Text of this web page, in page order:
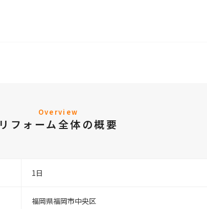
Overview
リフォーム全体の概要
1日
福岡県福岡市中央区